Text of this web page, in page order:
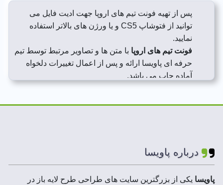
پس از تهیه فونت تیم های اروپا جهت ادیت فایل می
توانید از فتوشاپ CS5 و یا ورژن های بالاتر استفاده
نمایید.
فونت تیم های اروپا با متن ها و تصاویر مرتبط توسط تیم
حرفه ای پاویسا ارائه و پس از اعمال تغییرات دلخواه
آماده چاپ می باشد.
درباره پاویسا
پاویسا یکی از بزرگترین سایت های طراحی طرح لایه باز در